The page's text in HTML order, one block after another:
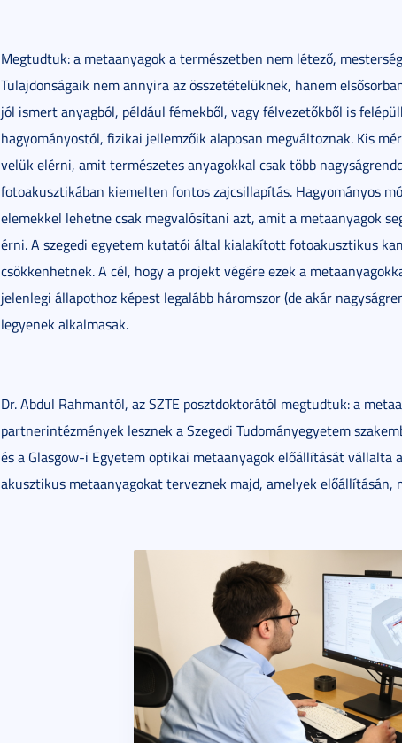
Megtudtuk: a metaanyagok a természetben nem létező,
Tulajdonságaik nem annyira az összetételüknek, hanem
jól ismert anyagból, például fémekből, vagy félvezetőkből is
hagyományostól, fizikai jellemzőik alaposan megváltoznak. Kis
velük elérni, amit természetes anyagokkal csak több
fotoakusztikában kiemelten fontos zajcsillapítás. Hagyományos
elemekkel lehetne csak megvalósítani azt, amit a metaanyagok
érni. A szegedi egyetem kutatói által kialakított fotoakusztikus
csökkenhetnek. A cél, hogy a projekt végére ezek a
jelenlegi állapothoz képest legalább háromszor (de akár
legyenek alkalmasak.
Dr. Abdul Rahmantól, az SZTE posztdoktorától megtudtuk: a
partnerintézmények lesznek a Szegedi Tudományegyetem
és a Glasgow-i Egyetem optikai metaanyagok előállítását vállalta
akusztikus metaanyagokat terveznek majd, amelyek előállításán,